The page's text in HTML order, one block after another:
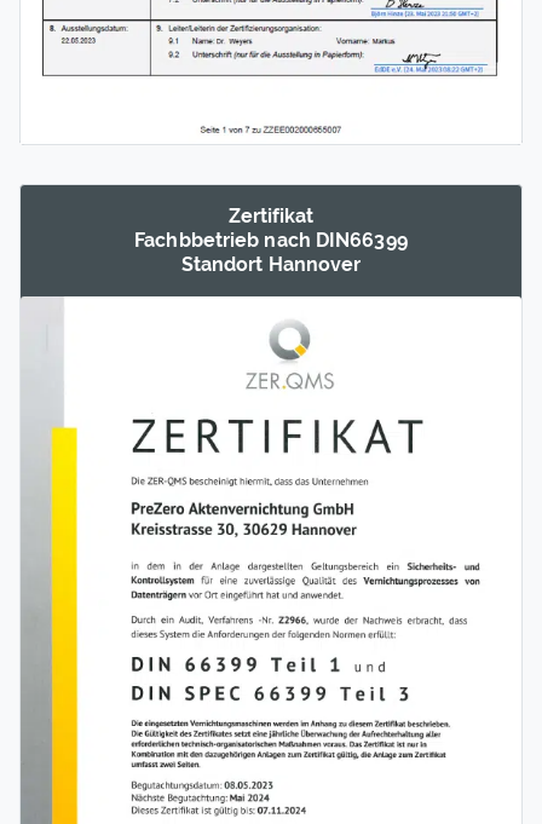
Zertifikat
Fachb­betrieb nach DIN66399
Standort Hannover